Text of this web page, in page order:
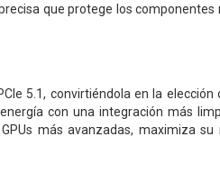
que protege los componentes
5.1, convirtiéndola en la elección
con una integración más
más avanzadas, maximiza su